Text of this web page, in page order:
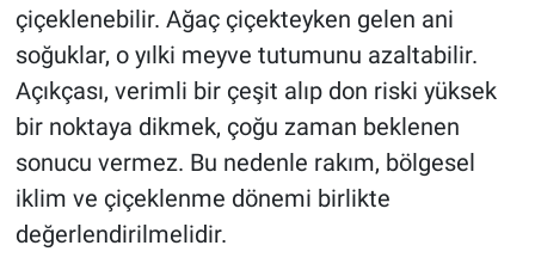
çiçeklenebilir. Ağaç çiçekteyken gelen ani
soğuklar, o yılki meyve tutumunu azaltabilir.
Açıkçası, verimli bir çeşit alıp don riski yüksek
bir noktaya dikmek, çoğu zaman beklenen
sonucu vermez. Bu nedenle rakım, bölgesel
iklim ve çiçeklenme dönemi birlikte
değerlendirilmelidir.